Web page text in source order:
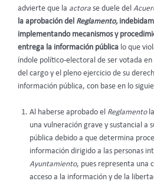
advierte que la actora se duele del
la aprobación del Reglamento,
implementando mecanismos y
entrega la información pública lo que
índole político-electoral de ser votada
del cargo y el pleno ejercicio de su
información pública, con base en lo
Al haberse aprobado el Reglamento
una vulneración grave y sustancial a
pública debido a que determina
información dirigido a las personas
Ayuntamiento, pues representa una
acceso a la información y de la